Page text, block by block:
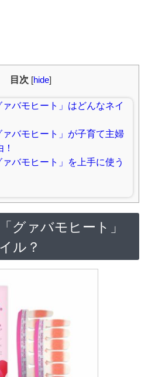
目次 [hide]
バモヒート」はどんなネイ
バモヒート」が子育て主婦
バモヒート」を上手に使う
グァバモヒート」
ル？